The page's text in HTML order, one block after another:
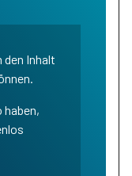
den Inhalt
haben,